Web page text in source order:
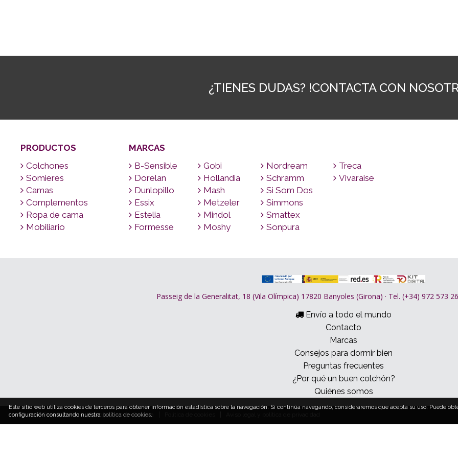
¿TIENES DUDAS? !CONTACTA CON
PRODUCTOS
Colchones
Somieres
Camas
Complementos
Ropa de cama
Mobiliario
MARCAS
B-Sensible
Dorelan
Dunlopillo
Essix
Estelia
Formesse
Gobi
Hollandia
Mash
Metzeler
Mindol
Moshy
Nordream
Schramm
Si Som Dos
Simmons
Smattex
Sonpura
Treca
Vivaraise
Passeig de la Generalitat, 18 (Vila Olímpica) 17820 Banyoles (Girona) · Tel. (+34) 972 573
Envío a todo el mundo
Contacto
Marcas
Consejos para dormir bien
Preguntas frecuentes
¿Por qué un buen colchón?
Quiénes somos
© 2026 Dormitum Condiciones de Compra
Este sitio web utiliza cookies de terceros para obtener información estadística sobre la navegación. Si continúa navegando, consideraremos que acepta su uso. Puede
configuración consultando nuestra política de cookies.